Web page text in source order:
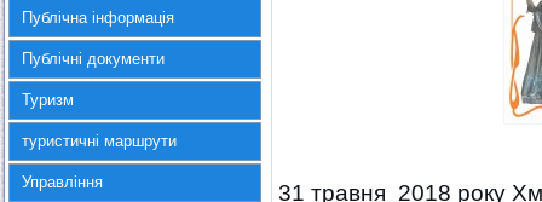
Публічна інформація
Публічні документи
Туризм
туристичні маршрути
Управління
31 травня 2018 року